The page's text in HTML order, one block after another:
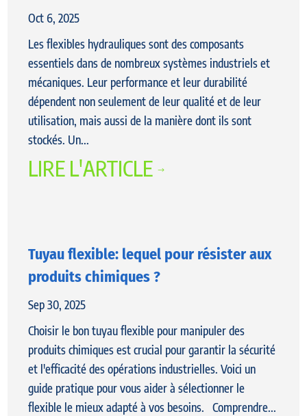
Oct 6, 2025
Les flexibles hydrauliques sont des composants
essentiels dans de nombreux systèmes industriels et
mécaniques. Leur performance et leur durabilité
dépendent non seulement de leur qualité et de leur
utilisation, mais aussi de la manière dont ils sont
stockés. Un...
LIRE L'ARTICLE $
Tuyau flexible: lequel pour résister aux
produits chimiques ?
Sep 30, 2025
Choisir le bon tuyau flexible pour manipuler des
produits chimiques est crucial pour garantir la sécurité
et l'efficacité des opérations industrielles. Voici un
guide pratique pour vous aider à sélectionner le
flexible le mieux adapté à vos besoins. Comprendre...